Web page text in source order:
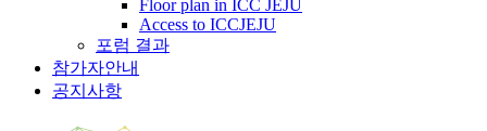
Floor plan in ICC JEJU
Access to ICCJEJU
포럼 결과
참가자안내
공지사항